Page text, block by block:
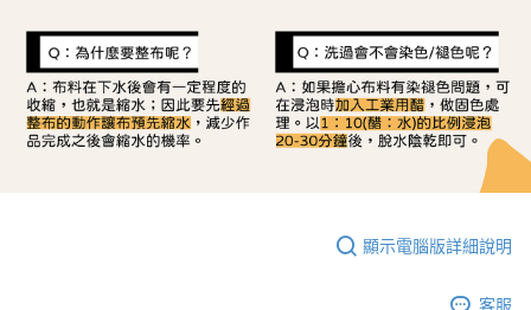
顯示電腦版詳細說明
客服